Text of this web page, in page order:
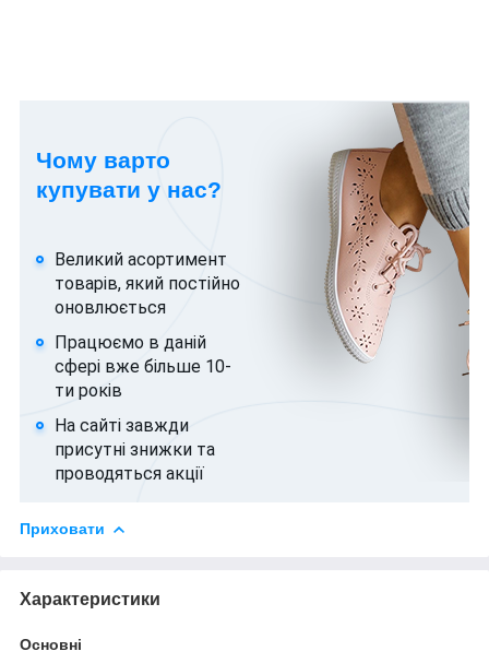
Чому варто
купувати у нас?
Великий асортимент
товарів, який постійно
оновлюється
Працюємо в даній
сфері вже більше 10-
ти років
На сайті завжди
присутні знижки та
проводяться акції
Приховати
Характеристики
Основні